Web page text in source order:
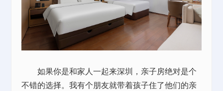
如果你是和家人一起来深圳，亲子房绝对是个
不错的选择。我有个朋友就带着孩子住了他们的亲